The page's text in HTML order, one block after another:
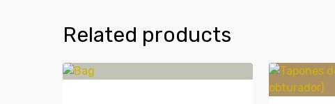
Related products